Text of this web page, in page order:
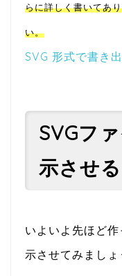
らに詳しく書いてあ
い。
SVG 形式で書き
SVGフ
示させる
いよいよ先ほど
示させてみましょ